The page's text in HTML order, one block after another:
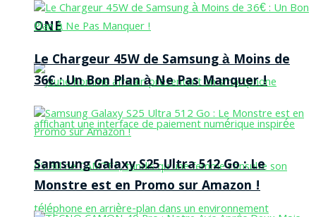
ONE
Le Chargeur 45W de Samsung à Moins de
36€ : Un Bon Plan à Ne Pas Manquer !
Samsung Galaxy S25 Ultra 512 Go : Le
Monstre est en Promo sur Amazon !